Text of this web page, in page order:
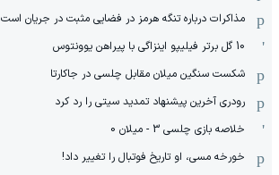
مذاکرات درباره تنگه هرمز در فضایی مثبت در جریان است
10 گل برتر فیلیپو اینزاگی با پیراهن یوونتوس
شکست سنگین میلان مقابل چلسی در جاکارتا
رودری آخرین پیشنهاد تمدید سیتی را رد کرد
خلاصه بازی چلسی 3 - میلان 0
خورخه مسی، او تاریخ فوتبال را تغییر داد!